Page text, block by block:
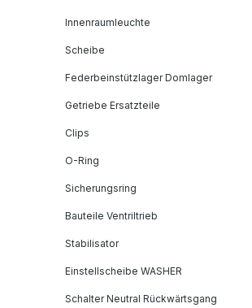
Innenraumleuchte
Scheibe
Federbeinstützlager Domlager
Getriebe Ersatzteile
Clips
O-Ring
Sicherungsring
Bauteile Ventriltrieb
Stabilisator
Einstellscheibe WASHER
Schalter Neutral Rückwärtsgang